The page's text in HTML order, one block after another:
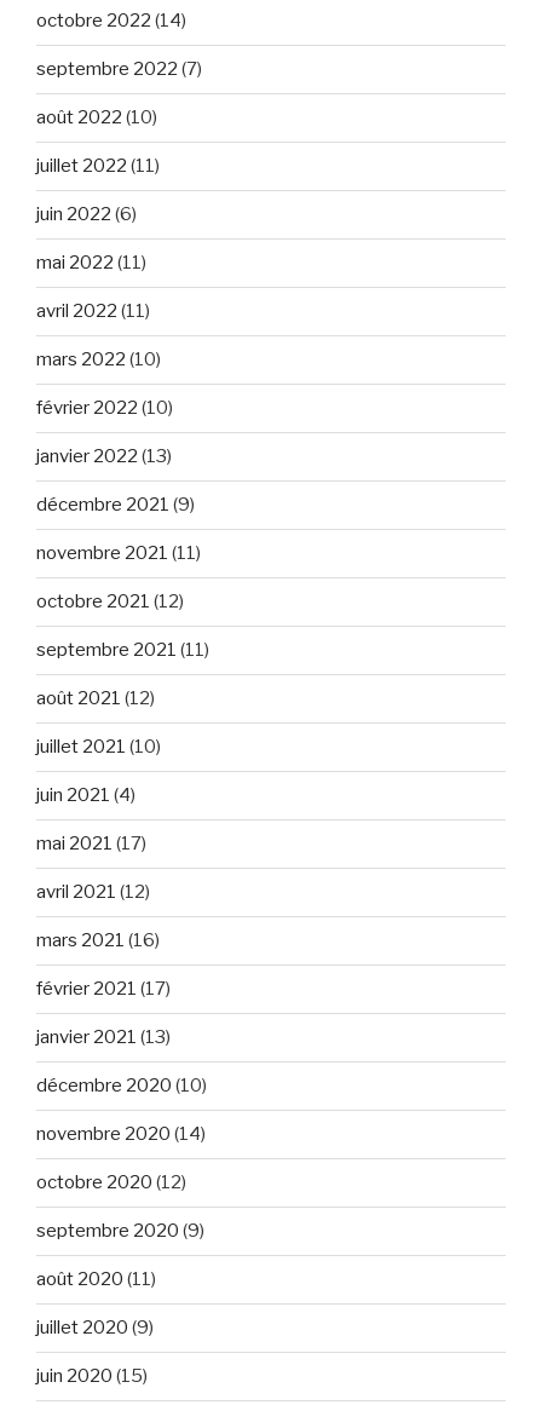
octobre 2022 (14)
septembre 2022 (7)
août 2022 (10)
juillet 2022 (11)
juin 2022 (6)
mai 2022 (11)
avril 2022 (11)
mars 2022 (10)
février 2022 (10)
janvier 2022 (13)
décembre 2021 (9)
novembre 2021 (11)
octobre 2021 (12)
septembre 2021 (11)
août 2021 (12)
juillet 2021 (10)
juin 2021 (4)
mai 2021 (17)
avril 2021 (12)
mars 2021 (16)
février 2021 (17)
janvier 2021 (13)
décembre 2020 (10)
novembre 2020 (14)
octobre 2020 (12)
septembre 2020 (9)
août 2020 (11)
juillet 2020 (9)
juin 2020 (15)